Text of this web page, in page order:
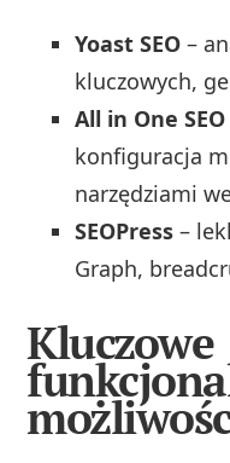
Yoast SEO –
kluczowych,
All in One
konfiguracja
narzędziami
SEOPress –
Graph,
Kluczowe